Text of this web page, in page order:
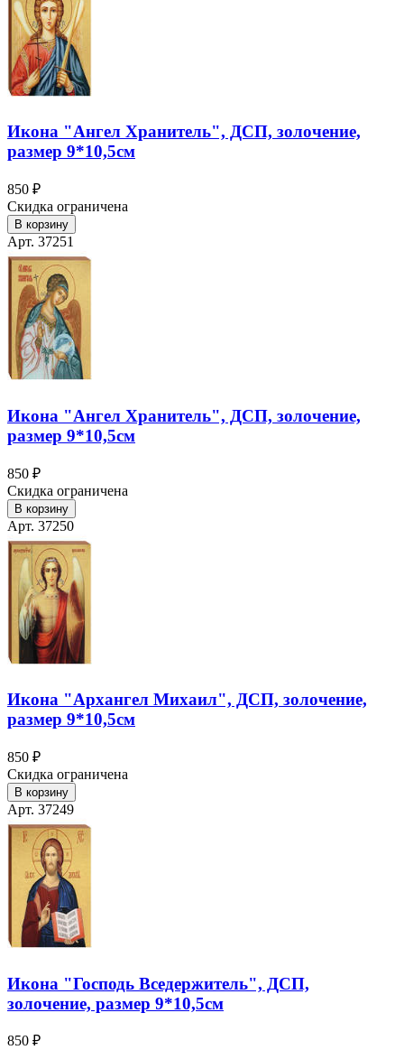
Икона "Ангел Хранитель", ДСП, золочение,
размер 9*10,5см
850 ₽
Скидка ограничена
В корзину
Арт. 37251
Икона "Ангел Хранитель", ДСП, золочение,
размер 9*10,5см
850 ₽
Скидка ограничена
В корзину
Арт. 37250
Икона "Архангел Михаил", ДСП, золочение,
размер 9*10,5см
850 ₽
Скидка ограничена
В корзину
Арт. 37249
Икона "Господь Вседержитель", ДСП,
золочение, размер 9*10,5см
850 ₽